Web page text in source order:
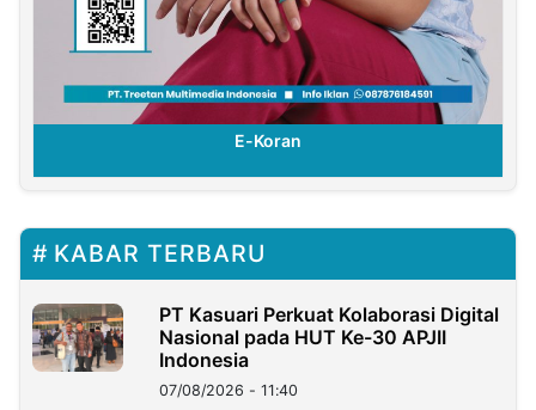
E-Koran
KABAR TERBARU
PT Kasuari Perkuat Kolaborasi Digital
Nasional pada HUT Ke-30 APJII
Indonesia
07/08/2026 - 11:40